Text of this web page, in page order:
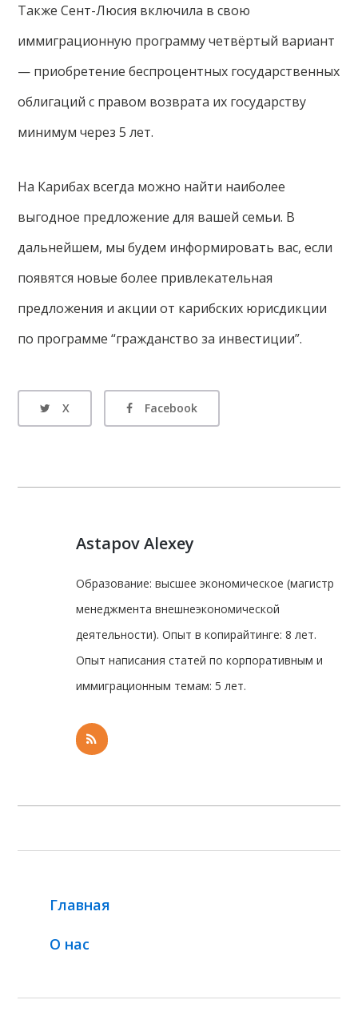
Также Сент-Люсия включила в свою
иммиграционную программу четвёртый вариант
— приобретение беспроцентных государственных
облигаций с правом возврата их государству
минимум через 5 лет.
На Карибах всегда можно найти наиболее
выгодное предложение для вашей семьи. В
дальнейшем, мы будем информировать вас, если
появятся новые более привлекательная
предложения и акции от карибских юрисдикции
по программе “гражданство за инвестиции”.
X Facebook
Astapov Alexey
Образование: высшее экономическое (магистр
менеджмента внешнеэкономической
деятельности). Опыт в копирайтинге: 8 лет.
Опыт написания статей по корпоративным и
иммиграционным темам: 5 лет.
Главная
О нас